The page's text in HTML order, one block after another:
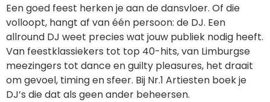
Een goed feest herken je aan de dansvloer. Of die
volloopt, hangt af van één persoon: de DJ. Een
allround DJ weet precies wat jouw publiek nodig heeft.
Van feestklassiekers tot top 40-hits, van Limburgse
meezingers tot dance en guilty pleasures, het draait
om gevoel, timing en sfeer. Bij Nr.1 Artiesten boek je
DJ’s die dat als geen ander beheersen.